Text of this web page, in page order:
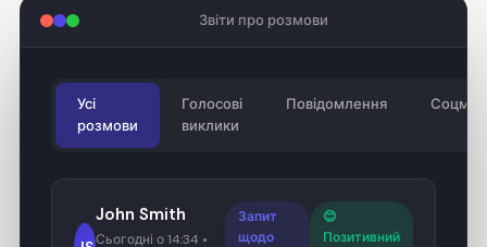
Звіти про розмови
Усі
розмови
Голосові
виклики
Повідомлення
John Smith
Сьогодні о 14:34 •
Запит
щодо
😊
Позитивний